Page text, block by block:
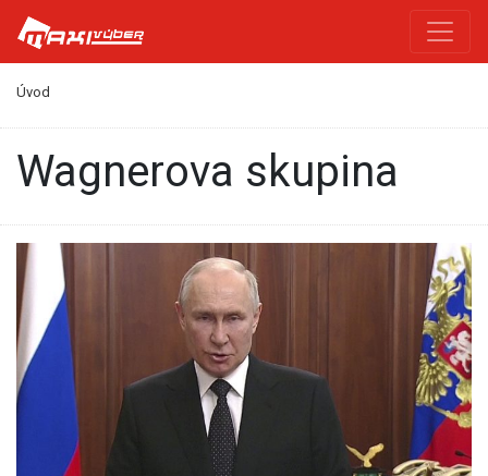
Úvod
Wagnerova skupina